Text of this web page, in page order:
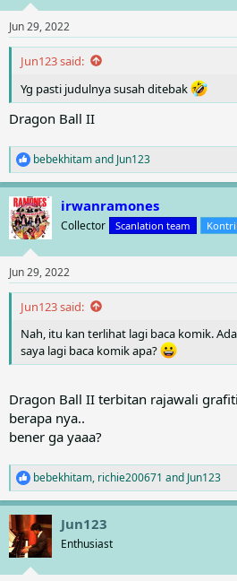
s
:
Jun 29, 2022
Jun123 said:
Yg pasti judulnya susah ditebak
Dragon Ball II
R
e
a
c
t
i
s
:
bebekhitamand Jun123
irwanramones
Collector Scanlation team
Jun 29, 2022
Jun123 said:
Nah, itu kan terlihat lagi baca komik.
saya lagi baca komik apa?
Dragon Ball II terbitan rajawali
berapa nya..
bener ga yaaa?
R
e
a
c
t
i
bebekhitam, richie200671 and Jun123
Jun123
Enthusiast